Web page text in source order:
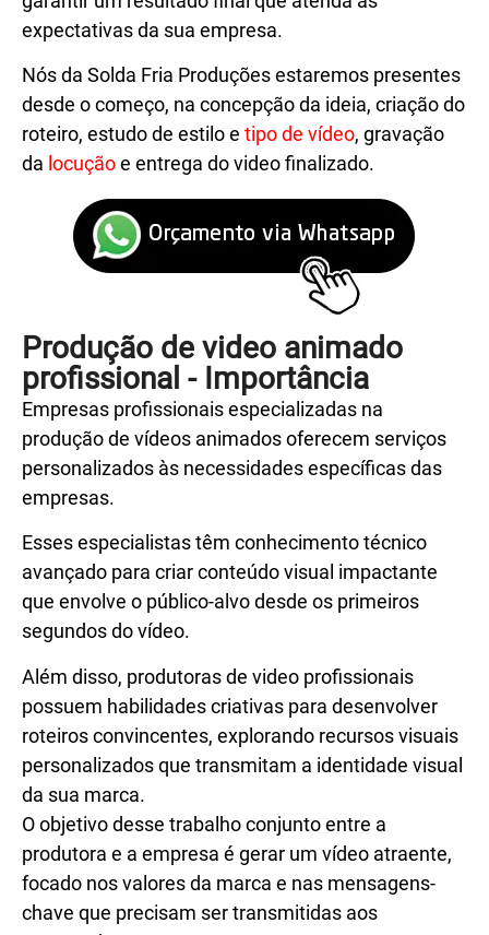
expectativas da sua empresa.
Nós da Solda Fria Produçõesestaremos presentes
desde o começo, na concepção da ideia, criação do
roteiro, estudo de estilo e tipo de vídeo, gravação
da locuçãoe entrega do video finalizado.
Produção de video animado
profissional - Importância
Empresas profissionaisespecializadas na
produção de vídeos animados oferecem serviços
personalizados às necessidades específicas das
empresas.
Esses especialistas têm conhecimento técnico
avançado para criar conteúdo visual impactante
que envolve o público-alvo desde os primeiros
segundos do vídeo.
Além disso, produtoras de video profissionais
possuem habilidades criativas para desenvolver
roteiros convincentes, explorando recursos visuais
personalizados que transmitam a identidade visual
da sua marca.
O objetivo desse trabalho conjunto entre a
produtora e a empresa é gerar um vídeo atraente,
focado nos valores da marca e nas mensagens-
chave que precisam ser transmitidas aos